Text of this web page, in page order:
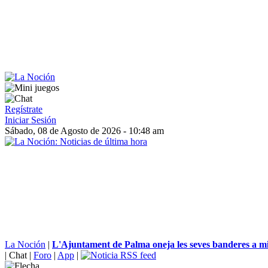
Regístrate
Iniciar Sesión
Sábado, 08 de Agosto de 2026 - 10:48 am
La Noción | L'Ajuntament de Palma oneja les seves banderes a
| Chat | Foro | App |